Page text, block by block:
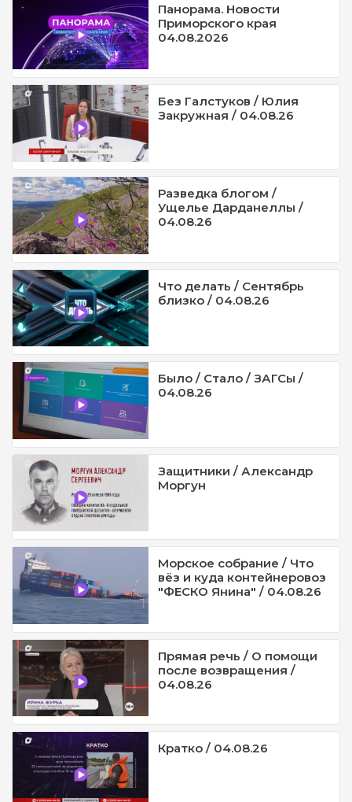
Панорама. Новости
Приморского края
04.08.2026
Без Галстуков / Юлия
Закружная / 04.08.26
Разведка блогом /
Ущелье Дарданеллы /
04.08.26
Что делать / Сентябрь
близко / 04.08.26
Было / Стало / ЗАГСы /
04.08.26
Защитники / Александр
Моргун
Морское собрание / Что
вёз и куда контейнеровоз
"ФЕСКО Янина" / 04.08.26
Прямая речь / О помощи
после возвращения /
04.08.26
Кратко / 04.08.26